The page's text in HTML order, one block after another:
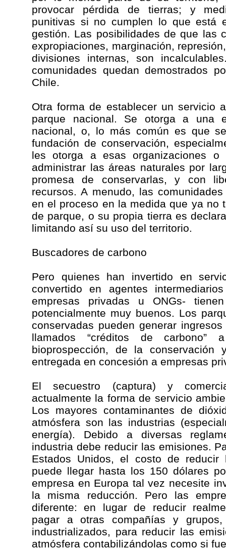
provocar pérdida de tierras; y
punitivas si no cumplen lo que está
gestión. Las posibilidades de que las
expropiaciones, marginación,
divisiones internas, son
comunidades quedan demostrados
Chile.
Otra forma de establecer un servicio
parque nacional. Se otorga a una
nacional, o, lo más común es que
fundación de conservación,
les otorga a esas organizaciones o
administrar las áreas naturales por
promesa de conservarlas, y con
recursos. A menudo, las
en el proceso en la medida que ya no
de parque, o su propia tierra es
limitando así su uso del territorio.
Buscadores de carbono
Pero quienes han invertido en
convertido en agentes
empresas privadas u ONGs-
potencialmente muy buenos. Los
conservadas pueden generar
llamados “créditos de
bioprospección, de la conservación
entregada en concesión a empresas
El secuestro (captura) y
actualmente la forma de servicio
Los mayores contaminantes de
atmósfera son las industrias
energía). Debido a diversas
industria debe reducir las emisiones.
Estados Unidos, el costo de
puede llegar hasta los 150 dólares
empresa en Europa tal vez necesite
la misma reducción. Pero las
diferente: en lugar de reducir
pagar a otras compañías y
industrializados, para reducir las
atmósfera contabilizándolas como si